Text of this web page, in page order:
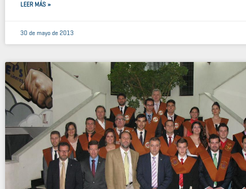
LEER MÁS »
30 de mayo de 2013